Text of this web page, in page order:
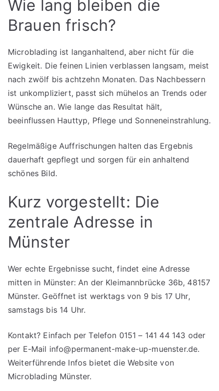
Wie lang bleiben die
Brauen frisch?
Microblading ist langanhaltend, aber nicht für die
Ewigkeit. Die feinen Linien verblassen langsam, meist
nach zwölf bis achtzehn Monaten. Das Nachbessern
ist unkompliziert, passt sich mühelos an Trends oder
Wünsche an. Wie lange das Resultat hält,
beeinflussen Hauttyp, Pflege und Sonneneinstrahlung.
Regelmäßige Auffrischungen halten das Ergebnis
dauerhaft gepflegt und sorgen für ein anhaltend
schönes Bild.
Kurz vorgestellt: Die
zentrale Adresse in
Münster
Wer echte Ergebnisse sucht, findet eine Adresse
mitten in Münster: An der Kleimannbrücke 36b, 48157
Münster. Geöffnet ist werktags von 9 bis 17 Uhr,
samstags bis 14 Uhr.
Kontakt? Einfach per Telefon 0151 – 141 44 143 oder
per E-Mail info@permanent-make-up-muenster.de.
Weiterführende Infos bietet die Website von
Microblading Münster.